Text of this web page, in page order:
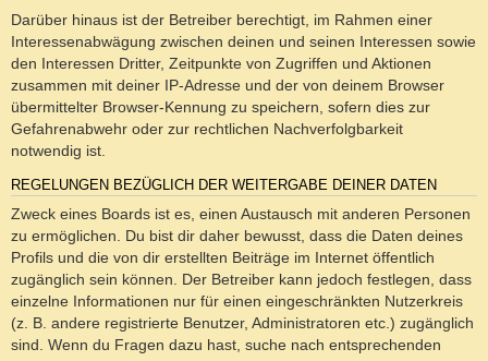
Darüber hinaus ist der Betreiber berechtigt, im Rahmen einer
Interessenabwägung zwischen deinen und seinen Interessen sowie
den Interessen Dritter, Zeitpunkte von Zugriffen und Aktionen
zusammen mit deiner IP-Adresse und der von deinem Browser
übermittelter Browser-Kennung zu speichern, sofern dies zur
Gefahrenabwehr oder zur rechtlichen Nachverfolgbarkeit
notwendig ist.
REGELUNGEN BEZÜGLICH DER WEITERGABE DEINER DATEN
Zweck eines Boards ist es, einen Austausch mit anderen Personen
zu ermöglichen. Du bist dir daher bewusst, dass die Daten deines
Profils und die von dir erstellten Beiträge im Internet öffentlich
zugänglich sein können. Der Betreiber kann jedoch festlegen, dass
einzelne Informationen nur für einen eingeschränkten Nutzerkreis
(z. B. andere registrierte Benutzer, Administratoren etc.) zugänglich
sind. Wenn du Fragen dazu hast, suche nach entsprechenden